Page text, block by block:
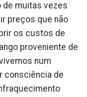
de muitas vezes
preços que não
os custos de
proveniente de
num
consciência de